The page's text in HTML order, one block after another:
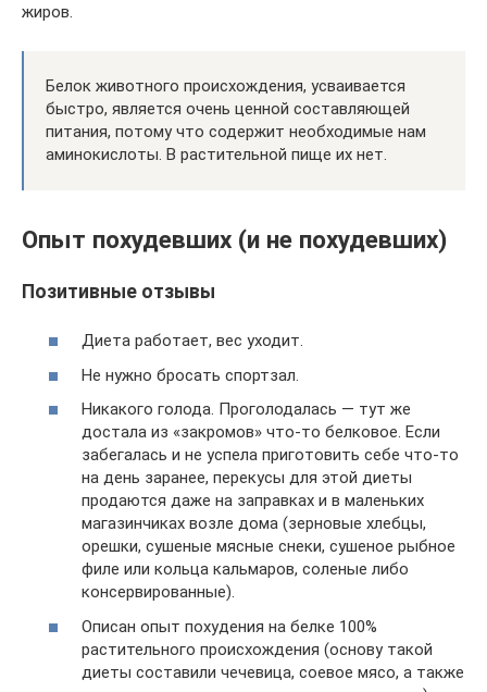
жиров.
Белок животного происхождения, усваивается
быстро, является очень ценной составляющей
питания, потому что содержит необходимые нам
аминокислоты. В растительной пище их нет.
Опыт похудевших (и не похудевших)
Позитивные отзывы
Диета работает, вес уходит.
Не нужно бросать спортзал.
Никакого голода. Проголодалась — тут же
достала из «закромов» что-то белковое. Если
забегалась и не успела приготовить себе что-то
на день заранее, перекусы для этой диеты
продаются даже на заправках и в маленьких
магазинчиках возле дома (зерновые хлебцы,
орешки, сушеные мясные снеки, сушеное рыбное
филе или кольца кальмаров, соленые либо
консервированные).
Описан опыт похудения на белке 100%
растительного происхождения (основу такой
диеты составили чечевица, соевое мясо, а также